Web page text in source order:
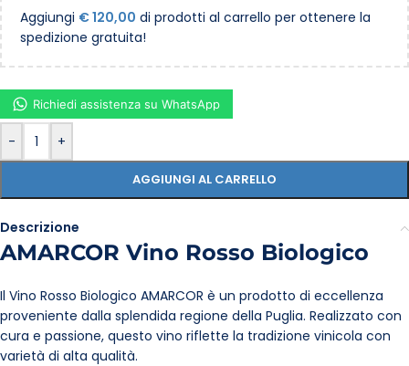
Aggiungi €120,00 di prodotti al carrello per ottenere la
spedizione gratuita!
- +
AGGIUNGI AL CARRELLO
Richiedi assistenza su WhatsApp
Descrizione
AMARCOR Vino Rosso Biologico
Il Vino Rosso Biologico AMARCOR è un prodotto di eccellenza
proveniente dalla splendida regione della Puglia. Realizzato con
cura e passione, questo vino riflette la tradizione vinicola con
varietà di alta qualità.